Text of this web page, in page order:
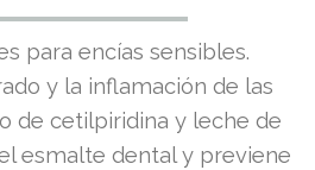
para encías sensibles.
y la inflamación de las
de cetilpiridina y leche de
esmalte dental y previene